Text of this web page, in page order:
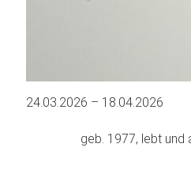
24.03.2026 – 18.04.2026
geb. 1977, lebt und